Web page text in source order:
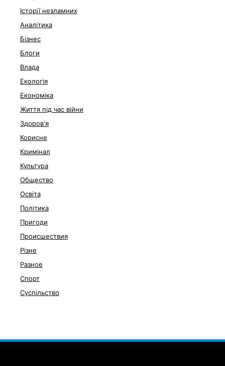
Історії незламних
Аналітика
Бізнес
Блоги
Влада
Екологія
Економіка
Життя під час війни
Здоров'я
Корисне
Кримінал
Культура
Общество
Освіта
Політика
Пригоди
Происшествия
Різне
Разное
Спорт
Суспільство